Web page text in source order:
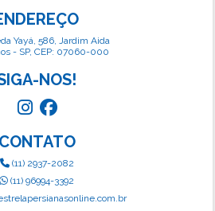
Yayá, 586, Jardim Aida
- SP, CEP: 07060-000
NOS!
CONTATO
(11) 2937-2082
(11) 96994-3392